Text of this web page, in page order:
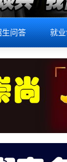
生问答 就